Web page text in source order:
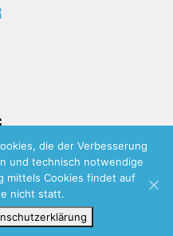
die der Verbesserung
und technisch notwendige
mittels Cookies findet auf
nicht statt.